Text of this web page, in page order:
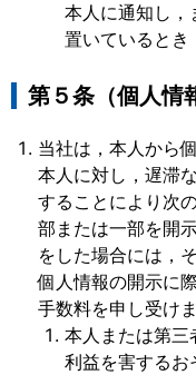
本人に通知し，
置いているとき
第５条（個人情
当社は，本人から
本人に対し，遅滞
することにより次
部または一部を開
をした場合には，
個人情報の開示に
手数料を申し受けま
本人または第三
利益を害するお